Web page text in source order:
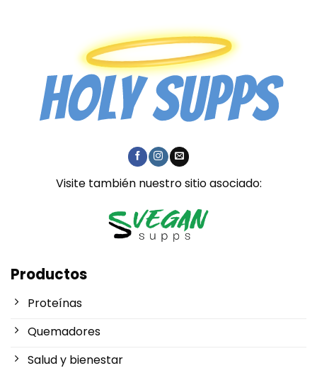
Visite también nuestro sitio asociado:
Productos
Proteínas
Quemadores
Salud y bienestar